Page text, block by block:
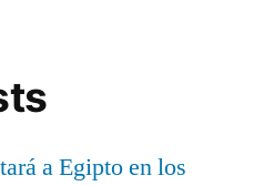
a Egipto en los